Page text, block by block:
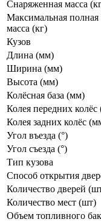
Снаряженная масса
Максимальная полная
масса (кг)
Кузов
Длина (мм)
Ширина (мм)
Высота (мм)
Колёсная база (мм)
Колея передних
Колея задних колёс
Угол въезда (°)
Угол съезда (°)
Тип кузова
Способ открытия
Количество дверей
Количество мест (шт)
Объем топливного